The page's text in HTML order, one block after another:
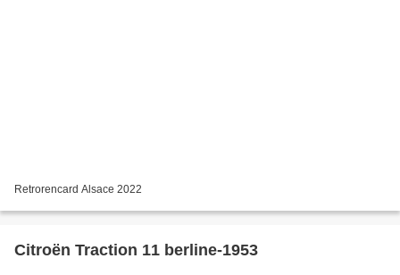
Retrorencard Alsace 2022
Citroën Traction 11 berline-1953